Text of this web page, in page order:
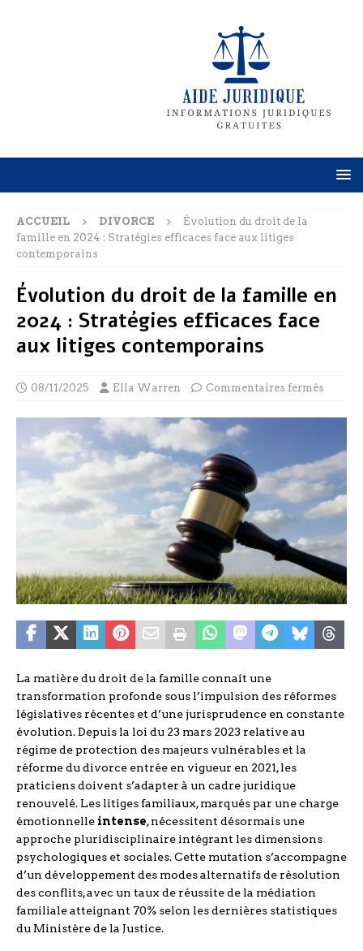
ACCUEIL DIVORCE
Évolution du droit de la
famille en 2024 : Stratégies efficaces face aux litiges
contemporains
Évolution du droit de la famille en
2024 : Stratégies efficaces face
aux litiges contemporains
08/11/2025 Ella Warren Commentaires fermés
La matière du droit de la famille connaît une
transformation profonde sous l’impulsion des réformes
législatives récentes et d’une jurisprudence en constante
évolution. Depuis la loi du 23 mars 2023 relative au
régime de protection des majeurs vulnérables et la
réforme du divorce entrée en vigueur en 2021, les
praticiens doivent s’adapter à un cadre juridique
renouvelé. Les litiges familiaux, marqués par une charge
émotionnelle intense, nécessitent désormais une
approche pluridisciplinaire intégrant les dimensions
psychologiques et sociales. Cette mutation s’accompagne
d’un développement des modes alternatifs de résolution
des conflits, avec un taux de réussite de la médiation
familiale atteignant 70% selon les dernières statistiques
du Ministère de la Justice.